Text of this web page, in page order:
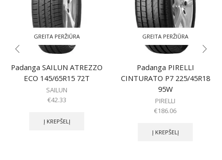
GREITA PERŽIŪRA
Padanga SAILUN ATREZZO
ECO 145/65R15 72T
SAILUN
€42.33
Į KREPŠELĮ
GREITA PERŽIŪRA
Padanga PIRELLI
CINTURATO P7 225/45R18
95W
PIRELLI
€186.06
Į KREPŠELĮ